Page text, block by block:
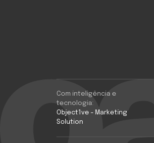
Com inteligência e
tecnologia:
Object1ve - Marketing
Solution